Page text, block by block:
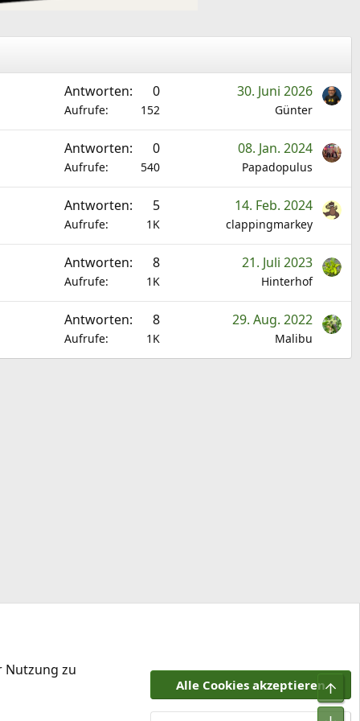
Antworten 0
Aufrufe 152
30. Juni 2026
Günter
Antworten 0
Aufrufe 540
08. Jan. 2024
Papadopulus
Antworten 5
Aufrufe 1K
14. Feb. 2024
clappingmarkey
Antworten 8
Aufrufe 1K
21. Juli 2023
Hinterhof
Antworten 8
Aufrufe 1K
29. Aug. 2022
Malibu
Datenschutz Hilfe und Impressum
R
Nutzung zu
Alle Cookies akzeptieren